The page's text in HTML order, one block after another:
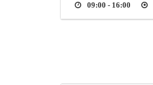
09:00 - 16:00